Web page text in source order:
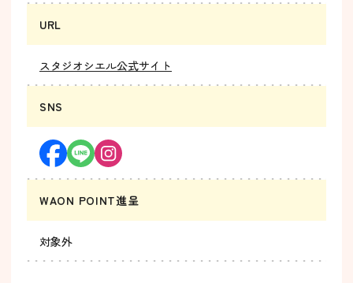
URL
スタジオシエル公式サイト
SNS
WAON POINT進呈
対象外